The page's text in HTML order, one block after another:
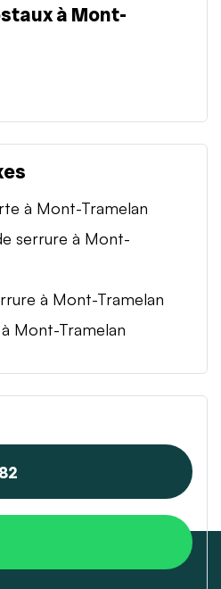
à Mont-
à Mont-Tramelan
serrure à Mont-
à Mont-Tramelan
Mont-Tramelan